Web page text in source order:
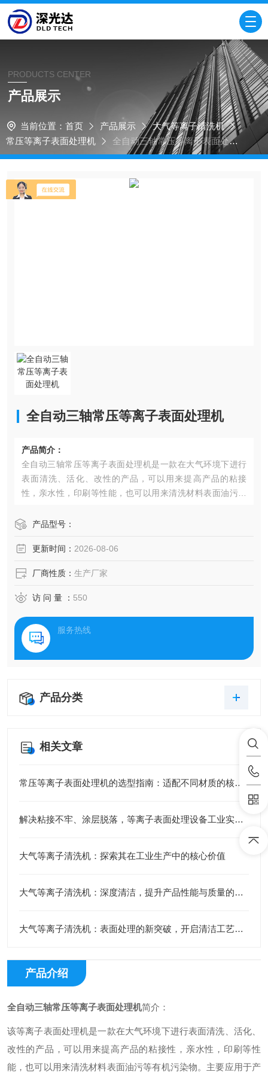
PRODUCTS CENTER
产品展示
当前位置： 首页 产品展示
大气等离子清洗机
常压等离子表面处理机
全自动三轴常压等离子表面处理
机
全自动三轴常压等离子表面处理机
产品简介：
全自动三轴常压等离子表面处理机是一款在大气环境下进行
表面清洗、活化、改性的产品，可以用来提高产品的粘接
性，亲水性，印刷等性能，也可以用来清洗材料表面油污等
产品型号：
更新时间： 2026-08-06
厂商性质： 生产厂家
访 问 量 ： 550
服务热线
产品分类
相关文章
常压等离子表面处理机的选型指南：适配不同材质的核心技巧
解决粘接不牢、涂层脱落，等离子表面处理设备工业实战指南
大气等离子清洗机：探索其在工业生产中的核心价值
大气等离子清洗机：深度清洁，提升产品性能与质量的关键设备
大气等离子清洗机：表面处理的新突破，开启清洁工艺新时代
产品介绍
全自动三轴常压等离子表面处理机简介：
该等离子表面处理机是一款在大气环境下进行表面清洗、活化、
改性的产品，可以用来提高产品的粘接性，亲水性，印刷等性
能，也可以用来清洗材料表面油污等有机污染物。主要应用于产